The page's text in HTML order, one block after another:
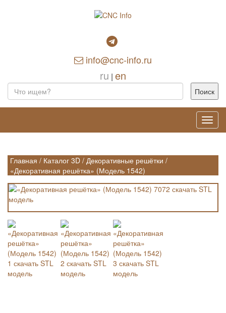
info@cnc-info.ru
ru | en
Главная / Каталог 3D / Декоративные решётки /
«Декоративная решётка» (Модель 1542)